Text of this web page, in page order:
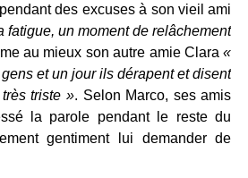
des excuses à son vieil ami
fatigue, un moment de relâchement
au mieux son autre amie Clara«
et un jour ils dérapent et disent
triste ». Selon Marco, ses amis
la parole pendant le reste du
gentiment lui demander de